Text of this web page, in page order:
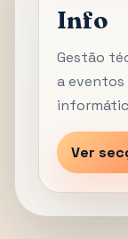
Info
Gestão
a eventos
Ver